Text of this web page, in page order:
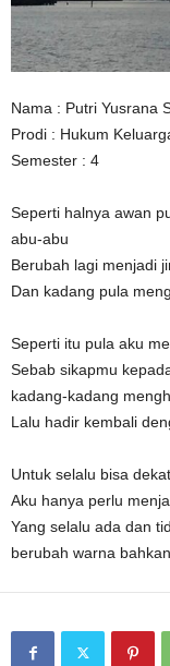
Nama : Putri Yusrana
Prodi : Hukum
Semester : 4
Seperti halnya awan
abu-abu
Berubah lagi menjadi
Dan kadang pula
Seperti itu pula aku
Sebab sikapmu
kadang-kadang
Lalu hadir kembali
Untuk selalu bisa
Aku hanya perlu
Yang selalu ada dan
berubah warna